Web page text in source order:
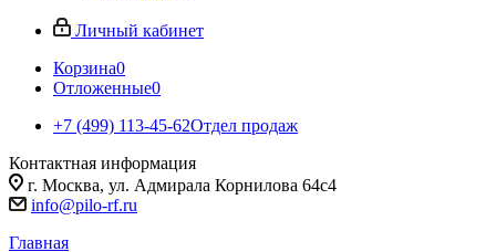
Личный кабинет
Корзина0
Отложенные0
+7 (499) 113-45-62Отдел продаж
Контактная информация
г. Москва, ул. Адмирала Корнилова 64с4
info@pilo-rf.ru
Главная